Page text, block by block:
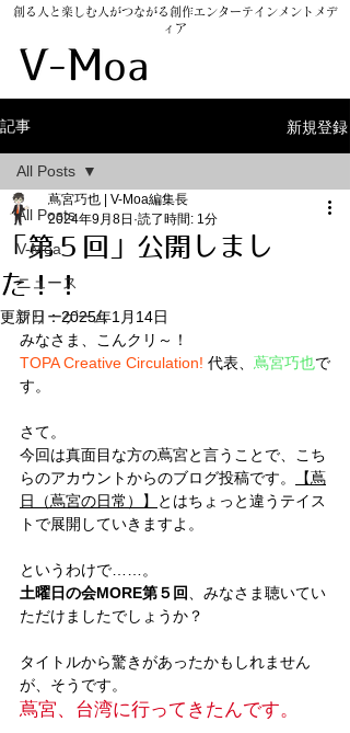
創る人と楽しむ人がつながる創作エンターテインメントメデ
ィア
記事 新規登録
All Posts
V-Moa
ニュース
フリーゲーム
All Posts
「第５回」公開しまし
た！！
蔦宮巧也 | V-Moa編集長
2024年9月8日 読了時間: 1分
更新日：2025年1月14日
みなさま、こんクリ～！
TOPA Creative Circulation! 代表、 蔦宮巧也で
す。
さて。
今回は真面目な方の蔦宮と言うことで、こち
らのアカウントからのブログ投稿です。
【蔦
日（蔦宮の日常）】
とはちょっと違うテイス
トで展開していきますよ。
というわけで……。
土曜日の会MORE第５回
、みなさま聴いてい
ただけましたでしょうか？
タイトルから驚きがあったかもしれません
が、そうです。
蔦宮、台湾に行ってきたんです。